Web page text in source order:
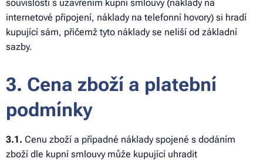
souvislosti s uzavřením kupní smlouvy (náklady na
internetové připojení, náklady na telefonní hovory) si hradí
kupující sám, přičemž tyto náklady se neliší od základní
sazby.
3. Cena zboží a platební
podmínky
3.1. Cenu zboží a případné náklady spojené s dodáním
zboží dle kupní smlouvy může kupující uhradit